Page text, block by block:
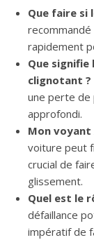
Que faire si
rapidement
Que signifie
clignotant ?
une perte de
approfondi.
Mon voyant
voiture peut
crucial de
glissement.
Quel est le
défaillance
impératif de